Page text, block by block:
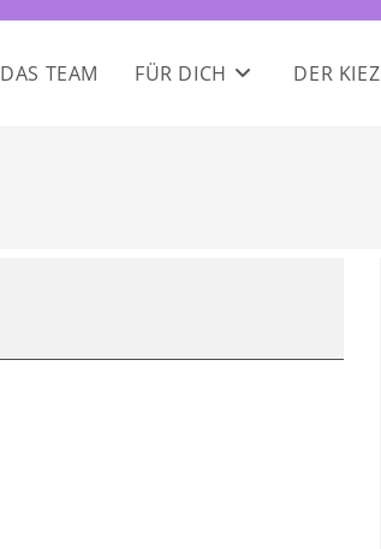
DAS TEAM FÜR DICH DER KIEZ